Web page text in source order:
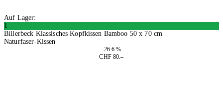
Auf Lager:
1
Billerbeck Klassisches Kopfkissen Bamboo 50 x 70 cm
Naturfaser-Kissen
-26.6 %
CHF 80.–